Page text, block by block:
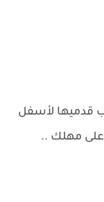
قدميها لأسفل
على مهلك ..